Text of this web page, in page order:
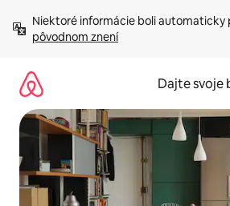
obsah.
Niektoré informácie boli automaticky
pôvodnom znení
Dajte svoje